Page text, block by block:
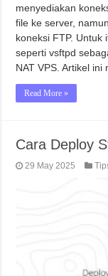
menyediakan
file ke server,
koneksi FTP. Untuk
seperti vsftpd
NAT VPS. Artikel
Read More »
Cara Deploy
29 May 2025